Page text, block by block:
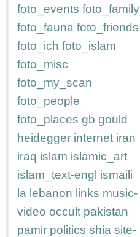
foto_events foto_family
foto_fauna foto_friends
foto_ich foto_islam
foto_misc
foto_my_scan
foto_people
foto_places gb gould
heidegger internet iran
iraq islam islamic_art
islam_text-engl ismaili
la lebanon links music-
video occult pakistan
pamir politics shia site-